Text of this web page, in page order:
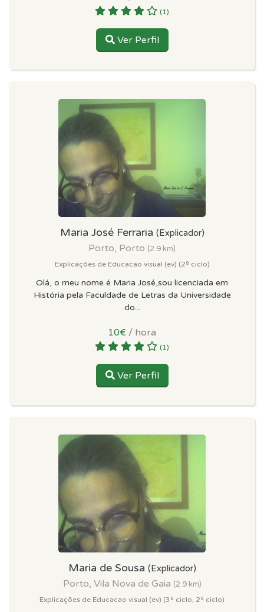
(1)
Ver Perfil
Maria José Ferraria (Explicador)
Porto, Porto (2.9 km)
Explicações de Educacao visual (ev) (2º ciclo)
Olá, o meu nome é Maria José,sou licenciada em
História pela Faculdade de Letras da Universidade
do...
10€ / hora
(1)
Ver Perfil
Maria de Sousa (Explicador)
Porto, Vila Nova de Gaia (2.9 km)
Explicações de Educacao visual (ev) (3º ciclo, 2º ciclo)